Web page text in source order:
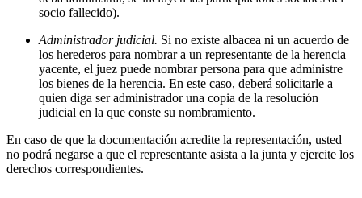
socio fallecido).
Administrador judicial. Si no existe albacea ni un acuerdo de
los herederos para nombrar a un representante de la herencia
yacente, el juez puede nombrar persona para que administre
los bienes de la herencia. En este caso, deberá solicitarle a
quien diga ser administrador una copia de la resolución
judicial en la que conste su nombramiento.
En caso de que la documentación acredite la representación, usted
no podrá negarse a que el representante asista a la junta y ejercite los
derechos correspondientes.